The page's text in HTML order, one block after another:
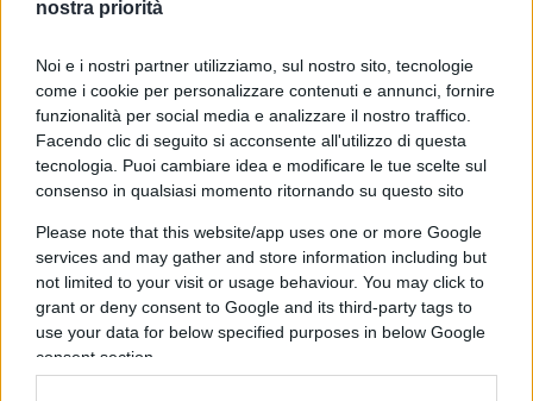
nostra priorità
Noi e i nostri partner utilizziamo, sul nostro sito, tecnologie
come i cookie per personalizzare contenuti e annunci, fornire
funzionalità per social media e analizzare il nostro traffico.
Facendo clic di seguito si acconsente all'utilizzo di questa
tecnologia. Puoi cambiare idea e modificare le tue scelte sul
consenso in qualsiasi momento ritornando su questo sito
Please note that this website/app uses one or more Google
services and may gather and store information including but
not limited to your visit or usage behaviour. You may click to
grant or deny consent to Google and its third-party tags to
use your data for below specified purposes in below Google
consent section.
progresso. Ma è anche il motivo per cui le società
prosperano.
Gli autori raccontano un meccanismo che la
politica e il dibattito pubblico tendono
sistematicamente a ignorare. Quando un settore
entra in crisi, i perdenti sono immediatamente
visibili. Quando nasce un settore nuovo, i vincitori
ancora non esistono. E così i primi finiscono sui